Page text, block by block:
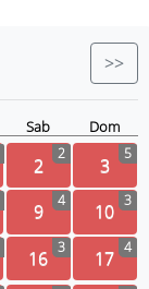
>>
Sab Dom
2 2 3 5
9 4 10 3
16 3 17 4